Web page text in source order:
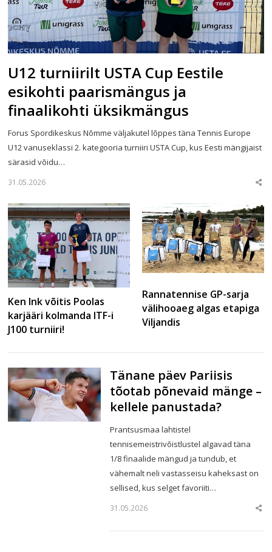
U12 turniirilt USTA Cup Eestile
esikohti paarismängus ja
finaalikohti üksikmängus
Forus Spordikeskus Nõmme väljakutel lõppes täna Tennis Europe
U12 vanuseklassi 2. kategooria turniiri USTA Cup, kus Eesti mängijaist
särasid võidu…
31.05.2026
Ken Ink võitis Poolas
karjääri kolmanda ITF-i
J100 turniiri!
Rannatennise GP-sarja
välihooaeg algas etapiga
Viljandis
Tänane päev Pariisis
tõotab põnevaid mänge –
kellele panustada?
Prantsusmaa lahtistel
tennisemeistrivõistlustel algavad täna
1/8 finaalide mängud ja tundub, et
vähemalt neli vastasseisu kaheksast on
sellised, kus selget favoriiti…
31.05.2026